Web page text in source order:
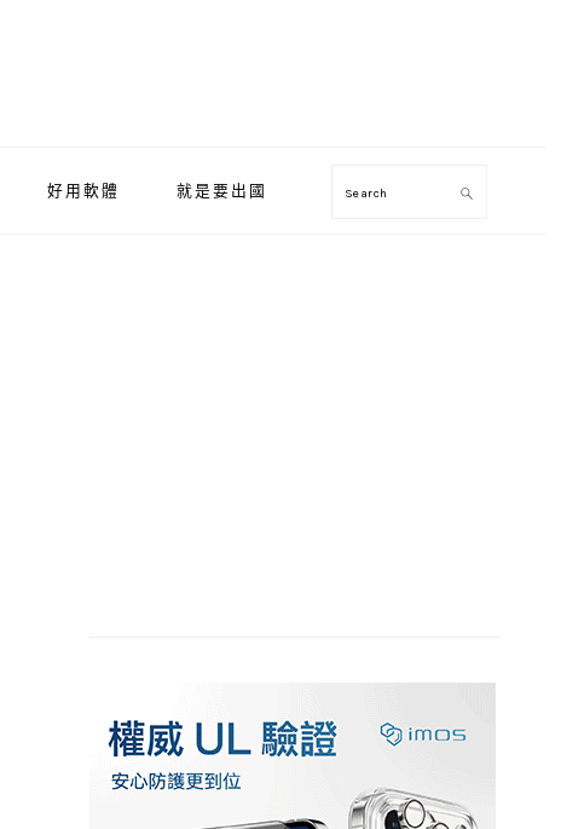
好用軟體 就是要出國 Search